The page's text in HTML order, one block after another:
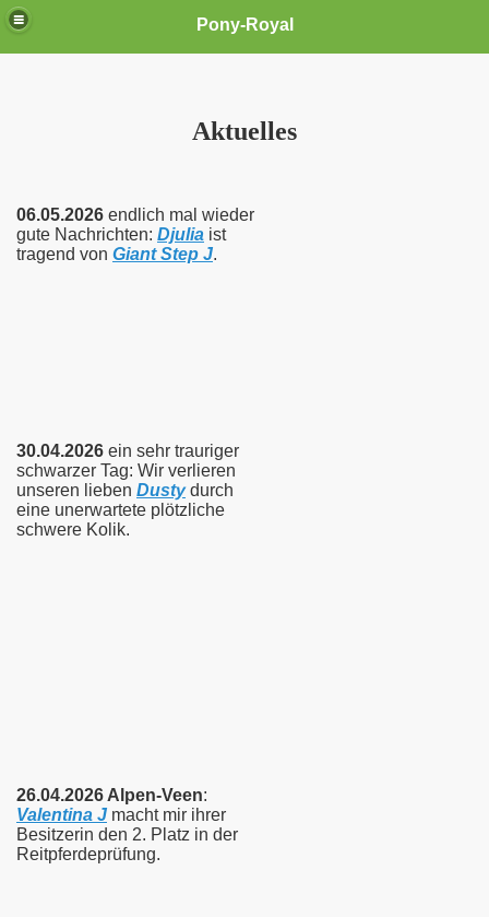
Pony-Royal
Aktuelles
06.05.2026 endlich mal wieder
gute Nachrichten: Djulia ist
tragend von Giant Step J.
30.04.2026 ein sehr trauriger
schwarzer Tag: Wir verlieren
unseren lieben Dustydurch
eine unerwartete plötzliche
schwere Kolik.
26.04.2026 Alpen-Veen:
Valentina J macht mir ihrer
Besitzerin den 2. Platz in der
Reitpferdeprüfung.